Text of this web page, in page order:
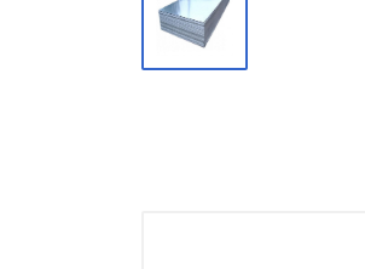
Запорная арматура
Цветные металлы